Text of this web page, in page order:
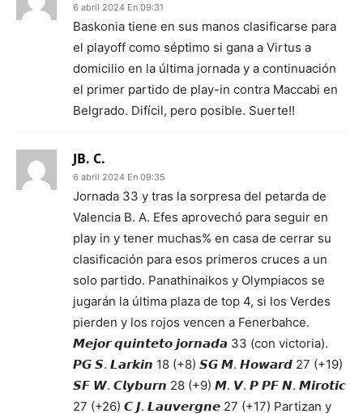
6 abril 2024 En 09:31
Baskonia tiene en sus manos clasificarse para
el playoff como séptimo si gana a Virtus a
domicilio en la última jornada y a continuación
el primer partido de play-in contra Maccabi en
Belgrado. Difícil, pero posible. Suerte!!
JB. C.
6 abril 2024 En 09:35
Jornada 33 y tras la sorpresa del petarda de
Valencia B. A. Efes aprovechó para seguir en
play in y tener muchas% en casa de cerrar su
clasificación para esos primeros cruces a un
solo partido. Panathinaikos y Olympiacos se
jugarán la última plaza de top 4, si los Verdes
pierden y los rojos vencen a Fenerbahce.
𝙈𝙚𝙟𝙤𝙧 𝙦𝙪𝙞𝙣𝙩𝙚𝙩𝙤 𝙟𝙤𝙧𝙣𝙖𝙙𝙖 33 (con victoria).
𝙋𝙂 𝙎. 𝙇𝙖𝙧𝙠𝙞𝙣 18 (+8) 𝙎𝙂 𝙈. 𝙃𝙤𝙬𝙖𝙧𝙙 27 (+19)
𝙎𝙁 𝙒. 𝘾𝙡𝙮𝙗𝙪𝙧𝙣 28 (+9) 𝙈. 𝙑. 𝙋 𝙋𝙁 𝙉. 𝙈𝙞𝙧𝙤𝙩𝙞𝙘
27 (+26) 𝘾 𝙅. 𝙇𝙖𝙪𝙫𝙚𝙧𝙜𝙣𝙚 27 (+17) Partizan y